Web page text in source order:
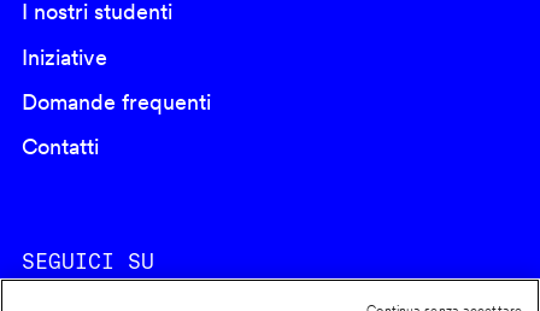
I nostri studenti
Iniziative
Domande frequenti
Contatti
SEGUICI SU